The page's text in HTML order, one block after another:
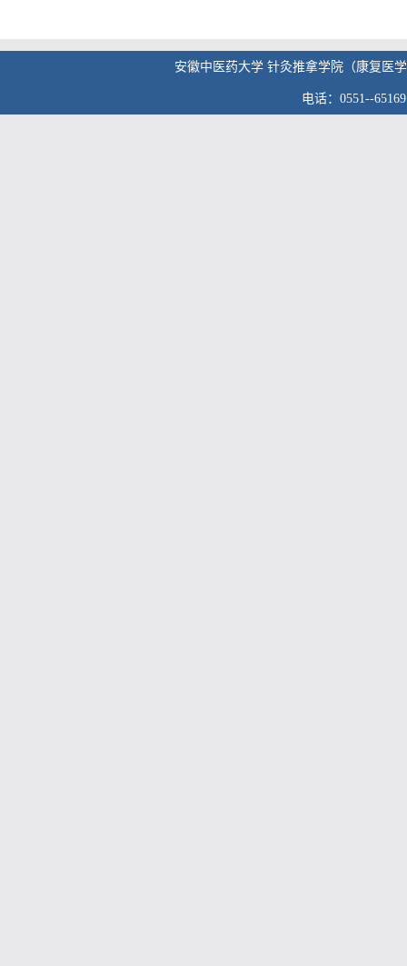
安徽中医药大学 针灸推拿学院（康复医
电话：0551--